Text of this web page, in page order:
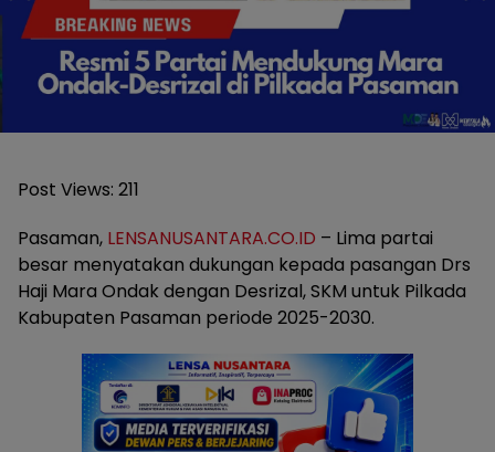
Post Views: 211
Pasaman, LENSANUSANTARA.CO.ID – Lima partai
besar menyatakan dukungan kepada pasangan Drs
Haji Mara Ondak dengan Desrizal, SKM untuk Pilkada
Kabupaten Pasaman periode 2025-2030.